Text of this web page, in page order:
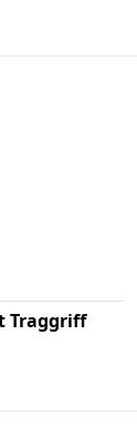
Traggriff